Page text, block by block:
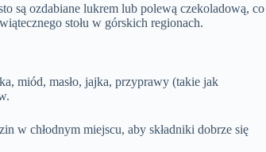
są ozdabiane lukrem lub polewą czekoladową, co
stołu w górskich regionach.
miód, masło, jajka, przyprawy (takie jak
w chłodnym miejscu, aby składniki dobrze się